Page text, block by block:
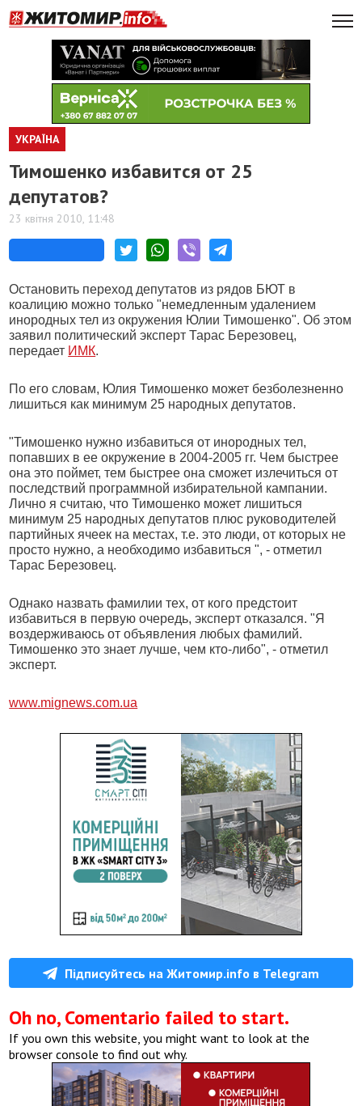
УКРАЇНА
Тимошенко избавится от 25
депутатов?
23 квітня 2010, 11:48
Остановить переход депутатов из рядов БЮТ в
коалицию можно только "немедленным удалением
инородных тел из окружения Юлии Тимошенко". Об этом
заявил политический эксперт Тарас Березовец,
передает ИМК.
По его словам, Юлия Тимошенко может безболезненно
лишиться как минимум 25 народных депутатов.
"Тимошенко нужно избавиться от инородных тел,
попавших в ее окружение в 2004-2005 гг. Чем быстрее
она это поймет, тем быстрее она сможет излечиться от
последствий программной избирательной кампании.
Лично я считаю, что Тимошенко может лишиться
минимум 25 народных депутатов плюс руководителей
партийных ячеек на местах, т.е. это люди, от которых не
просто нужно, а необходимо избавиться ", - отметил
Тарас Березовец.
Однако назвать фамилии тех, от кого предстоит
избавиться в первую очередь, эксперт отказался. "Я
воздерживаюсь от объявления любых фамилий.
Тимошенко это знает лучше, чем кто-либо", - отметил
эксперт.
www.mignews.com.ua
Підписуйтесь на Житомир.info в Telegram
Oh no, Comentario failed to start.
If you own this website, you might want to look at the
browser console to find out why.